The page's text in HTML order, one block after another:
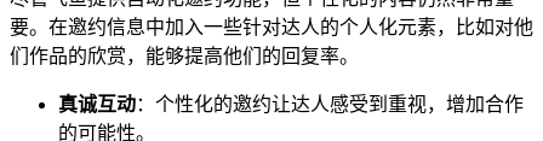
要。在邀约信息中加入一些针对达人的个人化元素，比如对他
们作品的欣赏，能够提高他们的回复率。
真诚互动：个性化的邀约让达人感受到重视，增加合作
的可能性。